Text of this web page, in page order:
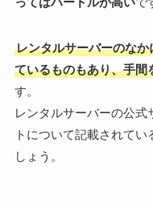
レンタルサーバーのな
ているものもあり、手間
す。
レンタルサーバーの公
トについて記載されて
しょう。